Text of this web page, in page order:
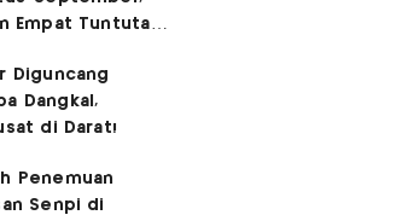
Empat Tuntutan
Diguncang
Dangkal,
di Darat!
Penemuan
Senpi di